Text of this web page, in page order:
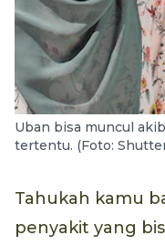
Uban bisa muncul
tertentu. (Foto:
Tahukah kamu
penyakit yang